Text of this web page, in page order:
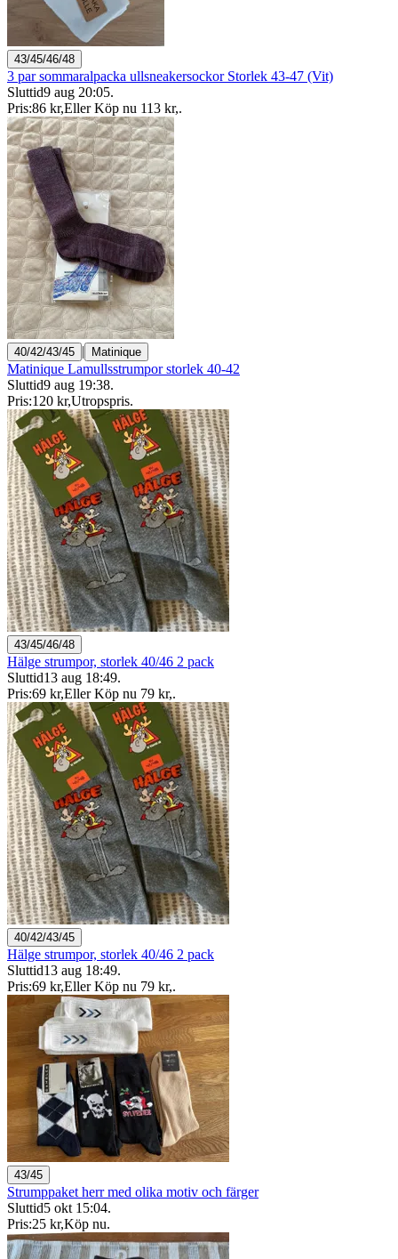
43/45/46/48
3 par sommaralpacka ullsneakersockor Storlek 43-47 (Vit)
Sluttid9 aug 20:05.
Pris:86 kr,Eller Köp nu 113 kr,.
40/42/43/45 | Matinique
Matinique Lamullsstrumpor storlek 40-42
Sluttid9 aug 19:38.
Pris:120 kr,Utropspris.
43/45/46/48
Hälge strumpor, storlek 40/46 2 pack
Sluttid13 aug 18:49.
Pris:69 kr,Eller Köp nu 79 kr,.
40/42/43/45
Hälge strumpor, storlek 40/46 2 pack
Sluttid13 aug 18:49.
Pris:69 kr,Eller Köp nu 79 kr,.
43/45
Strumppaket herr med olika motiv och färger
Sluttid5 okt 15:04.
Pris:25 kr,Köp nu.